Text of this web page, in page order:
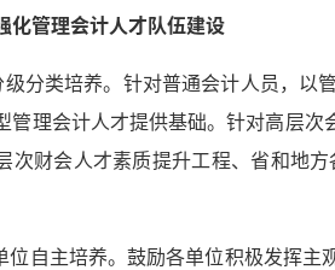
化管理会计人才队伍建设
级分类培养。针对普通会计人员，
管理会计人才提供基础。针对高层
次财会人才素质提升工程、省和地
位自主培养。鼓励各单位积极发挥